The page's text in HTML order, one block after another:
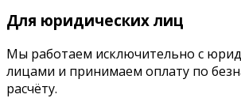
Для юридических лиц
Мы работаем исключительно с
лицами и принимаем оплату по
расчёту.